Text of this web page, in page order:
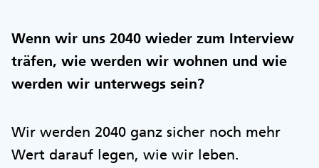
Wenn wir uns 2040 wieder zum Interview
träfen, wie werden wir wohnen und wie
werden wir unterwegs sein?
Wir werden 2040 ganz sicher noch mehr
Wert darauf legen, wie wir leben.